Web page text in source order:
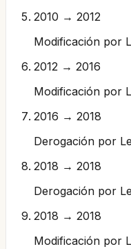
2010 → 2012
Modificación por
2012 → 2016
Modificación por
2016 → 2018
Derogación por
2018 → 2018
Derogación por
2018 → 2018
Modificación por